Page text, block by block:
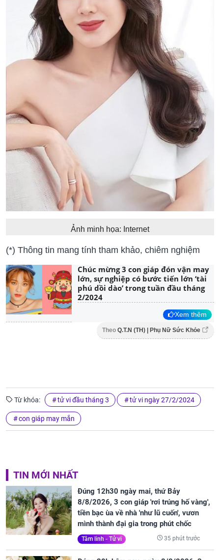
Ảnh minh họa: Internet
(*) Thông tin mang tính tham khảo, chiêm nghiệm
Chúc mừng 3 con giáp đón vận may
lớn, sự nghiệp có bước tiến lớn ‘tài
phú dồi dào’ trong tuần đầu tháng
2/2024
Xem thêm
Theo Q.T.N (TH) | Phụ Nữ Sức Khỏe
Từ khóa: tử vi đầu tháng 3 tử vi ngày 27/2/2024
con giáp may mắn
TIN MỚI NHẤT
Đúng 12h30 ngày mai, thứ Bảy
8/8/2026, 3 con giáp 'rơi trúng hố vàng',
tiền bạc ùa về nhà 'như lũ cuốn', vươn
mình thành đại gia trong phút chốc
Tâm linh - Tử vi 35 phút trước